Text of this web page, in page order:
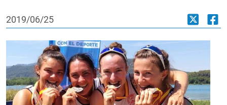
2019/06/25